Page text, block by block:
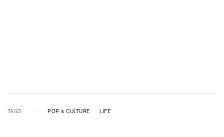
TAGS POP & CULTURE LIFE